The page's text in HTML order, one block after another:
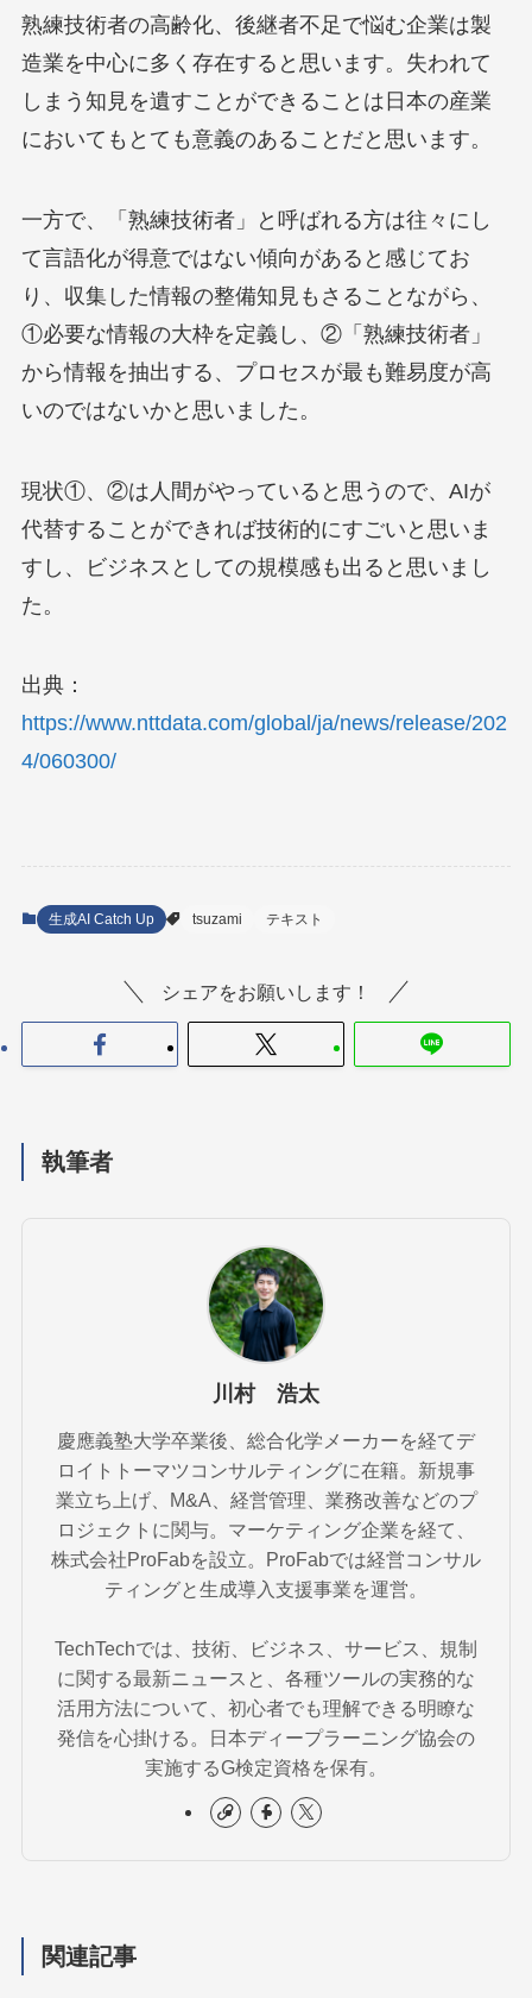
熟練技術者の高齢化、後継者不足で悩む企業は製
造業を中心に多く存在すると思います。失われて
しまう知見を遺すことができることは日本の産業
においてもとても意義のあることだと思います。
一方で、「熟練技術者」と呼ばれる方は往々にし
て言語化が得意ではない傾向があると感じてお
り、収集した情報の整備知見もさることながら、
①必要な情報の大枠を定義し、②「熟練技術者」
から情報を抽出する、プロセスが最も難易度が高
いのではないかと思いました。
現状①、②は人間がやっていると思うので、AIが
代替することができれば技術的にすごいと思いま
すし、ビジネスとしての規模感も出ると思いまし
た。
出典：
https://www.nttdata.com/global/ja/news/release/202
4/060300/
生成AI Catch Up tsuzami テキスト
シェアをお願いします！
執筆者
川村 浩太
慶應義塾大学卒業後、総合化学メーカーを経てデ
ロイトトーマツコンサルティングに在籍。新規事
業立ち上げ、M&A、経営管理、業務改善などのプ
ロジェクトに関与。マーケティング企業を経て、
株式会社ProFabを設立。ProFabでは経営コンサル
ティングと生成導入支援事業を運営。
TechTechでは、技術、ビジネス、サービス、規制
に関する最新ニュースと、各種ツールの実務的な
活用方法について、初心者でも理解できる明瞭な
発信を心掛ける。日本ディープラーニング協会の
実施するG検定資格を保有。
関連記事